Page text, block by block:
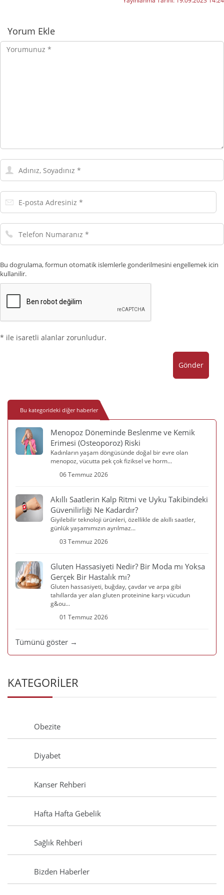
Yorumlar
Yorum Ekle
Yorumunuz
Adınız,
Soyadınız
E-
posta
Telefon
Numaranız
Bu dogrulama, formun otomatik islemlerle gonderilmesini engellemek icin
kullanilir.
* ile isaretli alanlar zorunludur.
Gönder
Bu kategorideki diğer haberler
Menopoz Döneminde Beslenme ve Kemik
Erimesi (Osteoporoz) Riski
Kadınların yaşam döngüsünde doğal bir evre olan
menopoz, vücutta pek çok fiziksel ve horm...
06 Temmuz 2026
Akıllı Saatlerin Kalp Ritmi ve Uyku Takibindeki
Güvenilirliği Ne Kadardır?
Giyilebilir teknoloji ürünleri, özellikle de akıllı saatler,
günlük yaşamımızın ayrılmaz...
03 Temmuz 2026
Gluten Hassasiyeti Nedir? Bir Moda mı Yoksa
Gerçek Bir Hastalık mı?
Gluten hassasiyeti, buğday, çavdar ve arpa gibi
tahıllarda yer alan gluten proteinine karşı vücudun
g&ou...
01 Temmuz 2026
Tümünü göster →
KATEGORİLER
Obezite
Diyabet
Kanser Rehberi
Hafta Hafta Gebelik
Sağlık Rehberi
Bizden Haberler